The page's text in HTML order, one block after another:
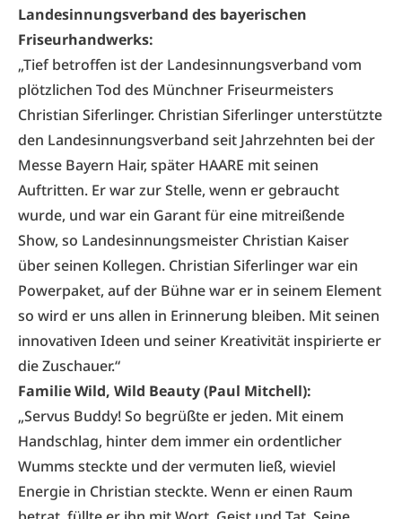
Landesinnungsverband des bayerischen
Friseurhandwerks:
„Tief betroffen ist der Landesinnungsverband vom
plötzlichen Tod des Münchner Friseurmeisters
Christian Siferlinger. Christian Siferlinger unterstützte
den Landesinnungsverband seit Jahrzehnten bei der
Messe Bayern Hair, später HAARE mit seinen
Auftritten. Er war zur Stelle, wenn er gebraucht
wurde, und war ein Garant für eine mitreißende
Show, so Landesinnungsmeister Christian Kaiser
über seinen Kollegen. Christian Siferlinger war ein
Powerpaket, auf der Bühne war er in seinem Element
so wird er uns allen in Erinnerung bleiben. Mit seinen
innovativen Ideen und seiner Kreativität inspirierte er
die Zuschauer.“
Familie Wild, Wild Beauty (Paul Mitchell):
„Servus Buddy! So begrüßte er jeden. Mit einem
Handschlag, hinter dem immer ein ordentlicher
Wumms steckte und der vermuten ließ, wieviel
Energie in Christian steckte. Wenn er einen Raum